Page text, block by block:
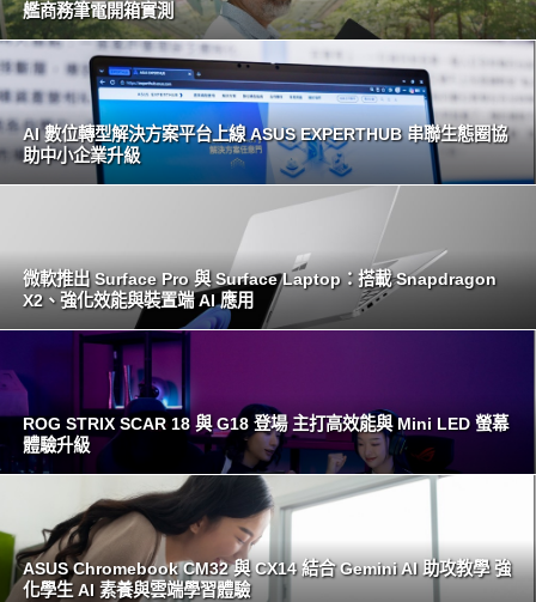
艦商務筆電開箱實測
AI 數位轉型解決方案平台上線 ASUS EXPERTHUB 串聯生態圈協
助中小企業升級
微軟推出 Surface Pro 與 Surface Laptop：搭載 Snapdragon
X2、強化效能與裝置端 AI 應用
ROG STRIX SCAR 18 與 G18 登場 主打高效能與 Mini LED 螢幕
體驗升級
ASUS Chromebook CM32 與 CX14 結合 Gemini AI 助攻教學 強
化學生 AI 素養與雲端學習體驗